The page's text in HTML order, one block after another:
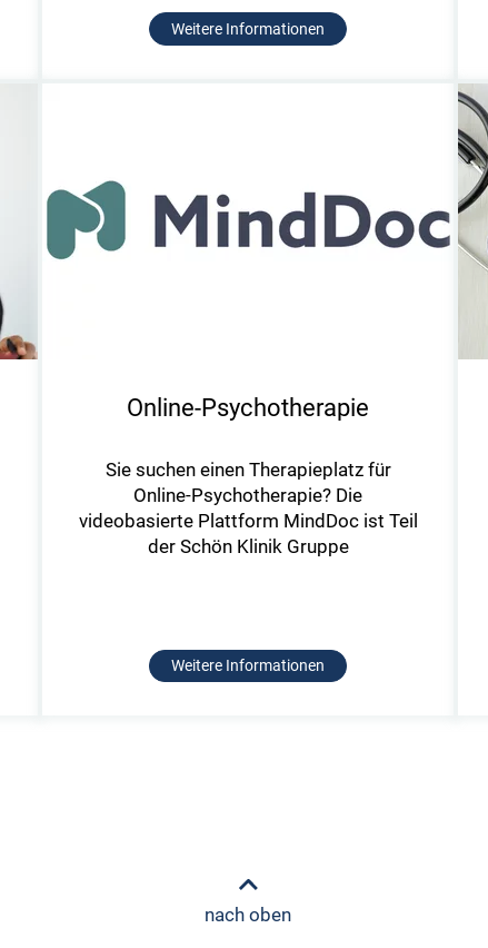
Weitere Informationen
Online-Psychotherapie
Sie suchen einen Therapieplatz für
Online-Psychotherapie? Die
videobasierte Plattform MindDoc ist Teil
der Schön Klinik Gruppe
Weitere Informationen
nach oben